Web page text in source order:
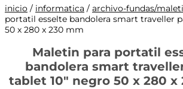
inicio / informatica / archivo-fundas/
portatil esselte bandolera smart traveller
50 x 280 x 230 mm
Maletin para portatil
bandolera smart
tablet 10″ negro 50 x 280 x